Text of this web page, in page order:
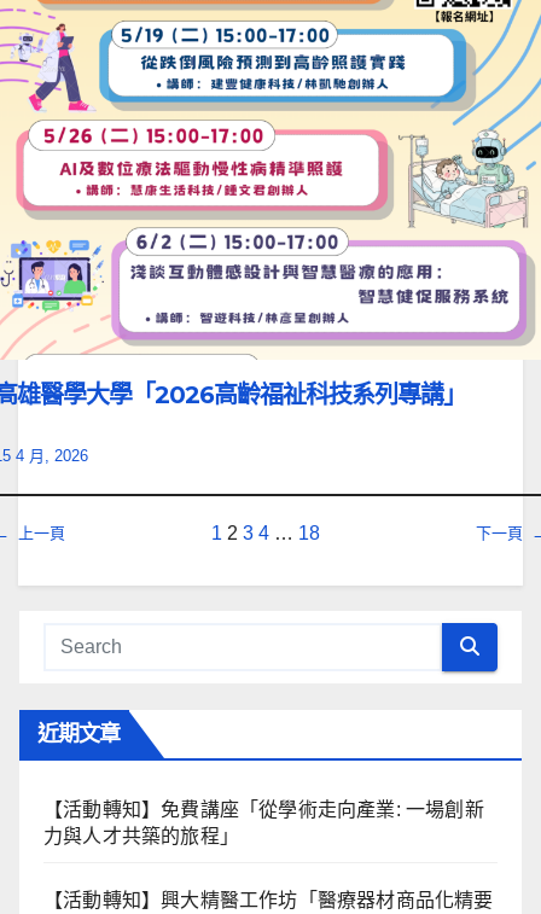
雄醫學大學「2026高齡福祉科技系列專講」
4 月, 2026
上一頁 1 2 3 4 … 18 下一頁
近期文章
【活動轉知】免費講座「從學術走向產業: ⼀場創新
力與⼈才共築的旅程」
【活動轉知】興大精醫工作坊「醫療器材商品化精要